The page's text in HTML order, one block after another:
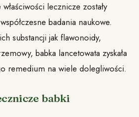
lecznicze zostały
badania naukowe.
substancji jak flawonoidy,
babka lancetowata zyskała
remedium na wiele dolegliwości.
babki